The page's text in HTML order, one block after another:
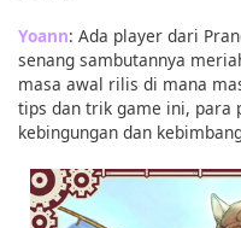
Yoann: Ada player dari
senang sambutannya
masa awal rilis di mana
tips dan trik game ini, para
kebingungan dan